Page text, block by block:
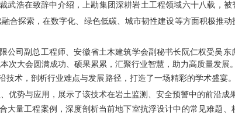
武浩在致辞中介绍，上勘集团深耕岩土工程领域六十八载，被
合探索，在数字化、绿色低碳、城市韧性建设等方面积极推
公司副总工程师、安徽省土木建筑学会副秘书长阮仁权受吴
次大会圆满成功、硕果累累，汇聚行业智慧，助力高质量发展。
技术，剖析行业难点与发展路径，打造了一场精彩的学术盛宴
优势与应用，展示了该技术在岩土监测、安全预警中的前沿成
大量工程案例，深度剖析当前地下室抗浮设计中的常见难题